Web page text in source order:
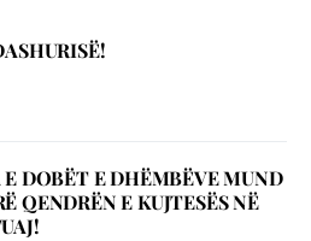
DOBËT E DHËMBËVE MUND
QENDRËN E KUJTESËS NË